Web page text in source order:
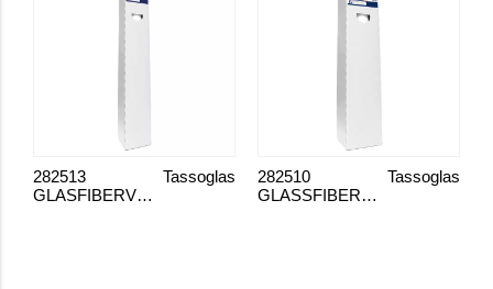
GLASFIBERVEV G100 VÅTROM
Tassoglas
282513
GLASSFIBERSTOFF G135N
Tassoglas
282510